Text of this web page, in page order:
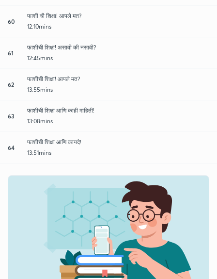
60
फाशी ची शिक्षा! आपले मत?
12:10mins
61
फाशीची शिक्षा! असावी की नसावी?
12:45mins
62
फाशीची शिक्षा! आपले मत?
13:55mins
63
फाशीची शिक्षा आणि काही माहिती!
13:08mins
64
फाशीची शिक्षा आणि कायदे!
13:51mins